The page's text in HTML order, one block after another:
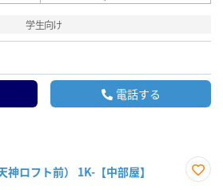
学生向け
電話する
ロフト前） 1K-【中部屋】